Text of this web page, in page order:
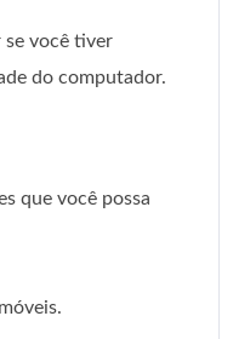
se você tiver
do computador.
que você possa